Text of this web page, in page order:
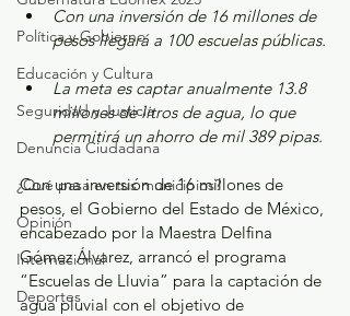
Política y Gobierno
Educación y Cultura
Seguridad y Justicia
Denuncia Ciudadana
¿Qué pasa en tus municipios?
Opinión
Internacional
Deportes
Con una inversión de 16 millones de
pesos llegará a 100 escuelas públicas.
La meta es captar anualmente 13.8
millones de litros de agua, lo que
permitirá un ahorro de mil 389 pipas.
Con una inversión de 16 millones de
pesos, el Gobierno del Estado de México,
encabezado por la Maestra Delfina
Gómez Álvarez, arrancó el programa
“Escuelas de Lluvia” para la captación de
agua pluvial con el objetivo de